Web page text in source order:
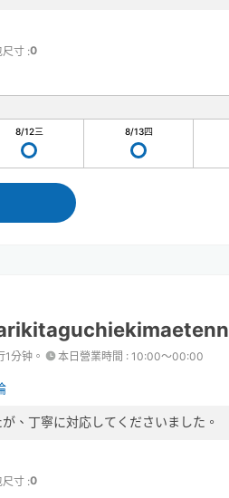
尺寸 :0
8/12三 8/13四
分钟。 本日營業時間 : 10:00〜00:00
、丁寧に対応してくださいました。
尺寸 :0